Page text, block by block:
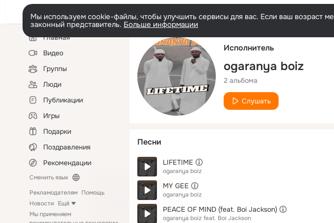
Мы используем cookie-файлы, чтобы улучшить сервисы для вас. Если ваш возраст
законный представитель. Больше информации
Левая
колонкаГлавная
Видео
Группы
Люди
Публикации
Игры
Подарки
Поздравления
Рекомендации
Сменить язык
Рекламодателям Помощь
Новости Ещё
Мы применяем
Исполнитель
ogaranya boiz
2 альбома
Слушать
Песни
LIFETIME
ogaranya boiz
MY GEE
ogaranya boiz
PEACE OF MIND (feat. Boi Jackson)
ogaranya boiz feat. Boi Jackson